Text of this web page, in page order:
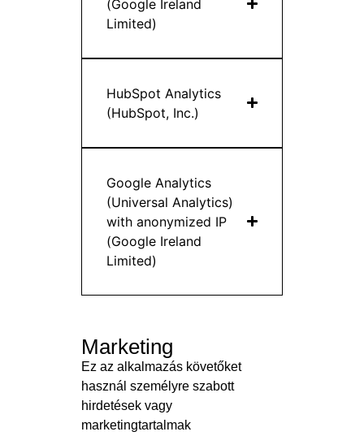
(Google Ireland
Limited)
HubSpot Analytics
(HubSpot, Inc.)
Google Analytics
(Universal Analytics)
with anonymized IP
(Google Ireland
Limited)
Marketing
Ez az alkalmazás követőket
használ személyre szabott
hirdetések vagy
marketingtartalmak